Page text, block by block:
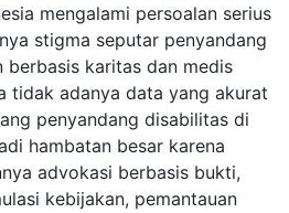
mengalami persoalan serius
stigma seputar penyandang
berbasis karitas dan medis
tidak adanya data yang akurat
penyandang disabilitas di
hambatan besar karena
advokasi berbasis bukti,
kebijakan, pemantauan